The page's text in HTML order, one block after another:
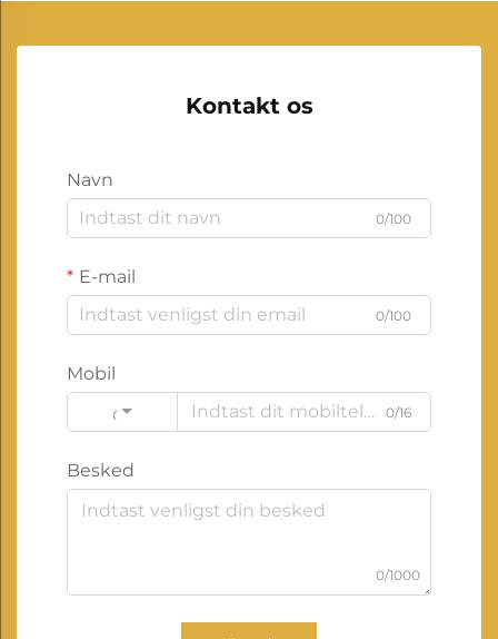
Kontakt os
Navn
0/100
E-mail
0/100
Mobil
Code
0/16
Besked
0/1000